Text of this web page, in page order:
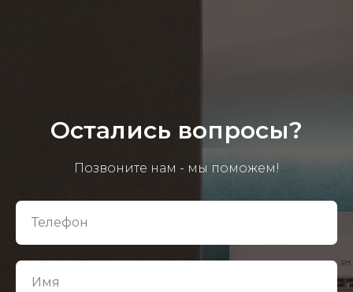
Остались вопросы?
Позвоните нам - мы поможем!